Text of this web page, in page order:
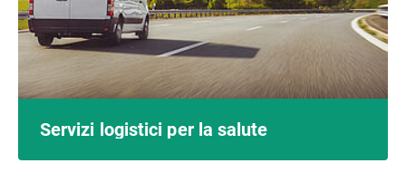
Servizi logistici per la salute